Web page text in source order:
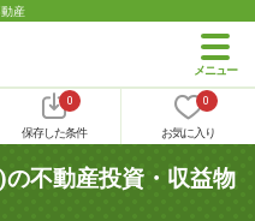
産
0
保存した条件
0
お気に入り
不動産投資・収益物